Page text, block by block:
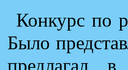
Конкурс по
Было
предлагал в